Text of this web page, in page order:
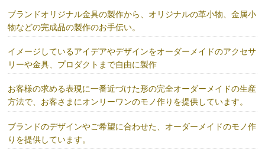
ブランドオリジナル金具の製作から、オリジナルの革小物、金属小
物などの完成品の製作のお手伝い。
イメージしているアイデアやデザインをオーダーメイドのアクセサ
リーや金具、プロダクトまで自由に製作
お客様の求める表現に一番近づけた形の完全オーダーメイドの生産
方法で、お客さまにオンリーワンのモノ作りを提供しています。
ブランドのデザインやご希望に合わせた、オーダーメイドのモノ作
りを提供しています。